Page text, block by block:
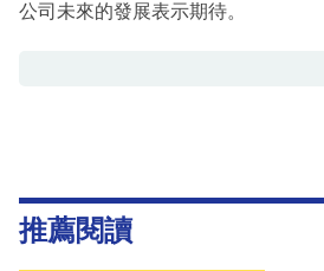
公司未來的發展表示期待。
推薦閱讀